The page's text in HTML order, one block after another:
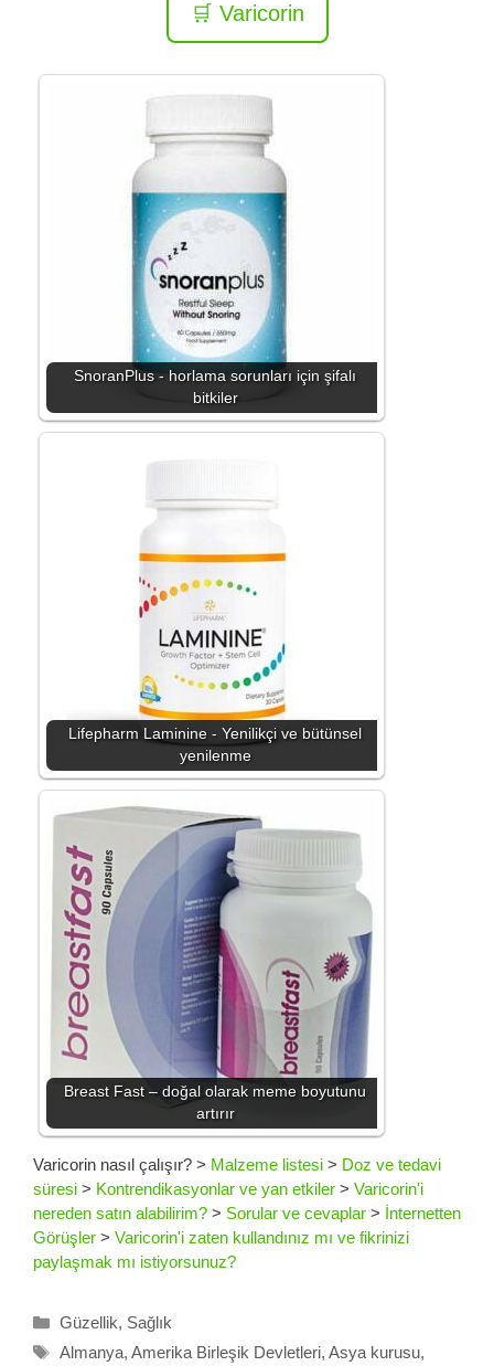
🛒 Varicorin
SnoranPlus - horlama sorunları için şifalı
bitkiler
Lifepharm Laminine - Yenilikçi ve bütünsel
yenilenme
Breast Fast – doğal olarak meme boyutunu
artırır
Varicorin nasıl çalışır? > Malzeme listesi > Doz ve tedavi
süresi > Kontrendikasyonlar ve yan etkiler > Varicorin'i
nereden satın alabilirim? > Sorular ve cevaplar > İnternetten
Görüşler > Varicorin'i zaten kullandınız mı ve fikrinizi
paylaşmak mı istiyorsunuz?
Kategoriler
Güzellik, Sağlık
Etiketler
Almanya, Amerika Birleşik Devletleri, Asya kurusu,